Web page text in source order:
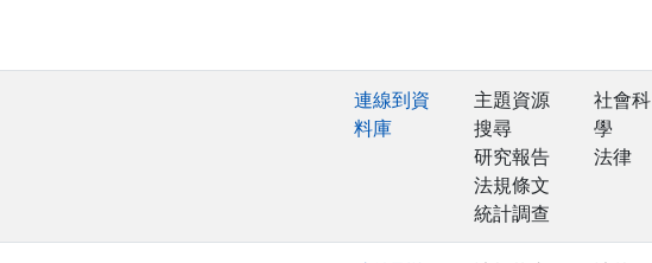
連線到資
料庫
主題資源
搜尋
研究報告
法規條文
統計調查
社會科
學
法律